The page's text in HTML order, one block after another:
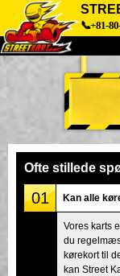
📞+81-
Om
Virksomhed
Tokyo
Tokyo
Tokyo Shibuya
Ofte stillede
01 Kan alle
Vores karts
du
kørekort til
kan Street